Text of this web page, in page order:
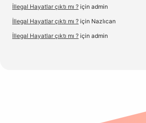
İllegal Hayatlar çıktı mı ? için admin
İllegal Hayatlar çıktı mı ? için Nazlıcan
İllegal Hayatlar çıktı mı ? için admin